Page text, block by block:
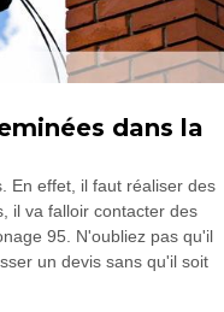
dans la
En effet, il faut réaliser des
il va falloir contacter des
95. N'oubliez pas qu'il
un devis sans qu'il soit